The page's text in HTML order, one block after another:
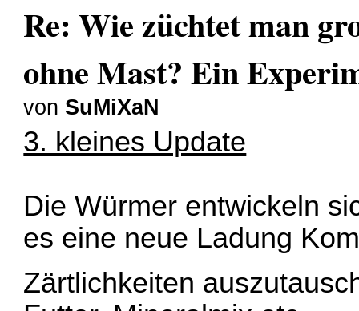
Re: Wie züchtet man
ohne Mast? Ein
von SuMiXaN
3. kleines Update
Die Würmer entwickeln
es eine neue Ladung
Zärtlichkeiten